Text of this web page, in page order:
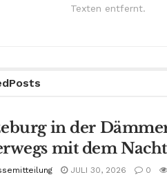
Texten entfernt.
Posts
in der
mit dem
JULI 30, 2026 0